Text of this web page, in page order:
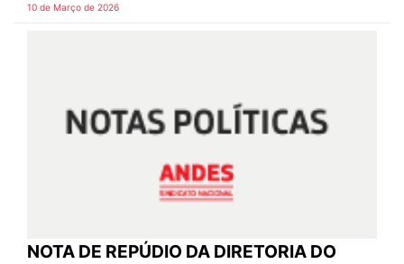
10 de Março de 2026
NOTA DE REPÚDIO DA DIRETORIA DO